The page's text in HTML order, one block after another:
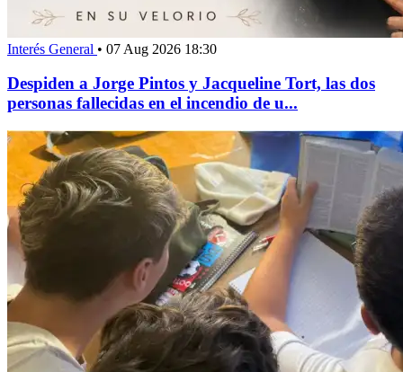
Interés General • 07 Aug 2026 18:30
Despiden a Jorge Pintos y Jacqueline Tort, las dos
personas fallecidas en el incendio de u...